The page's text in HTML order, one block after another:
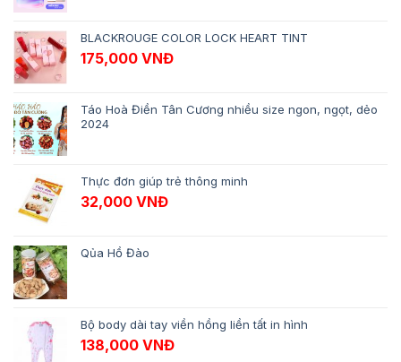
BLACKROUGE COLOR LOCK HEART TINT
175,000 VNĐ
Táo Hoà Điền Tân Cương nhiều size ngon, ngọt, dẻo
2024
Thực đơn giúp trẻ thông minh
32,000 VNĐ
Qủa Hồ Đào
Bộ body dài tay viền hồng liền tất in hình
138,000 VNĐ